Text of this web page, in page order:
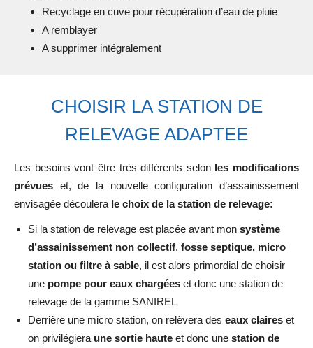
Recyclage en cuve pour récupération d’eau de pluie
A remblayer
A supprimer intégralement
CHOISIR LA STATION DE
RELEVAGE ADAPTEE
Les besoins vont être très différents selon les modifications
prévues et, de la nouvelle configuration d’assainissement
envisagée découlera le choix de la station de relevage:
Si la station de relevage est placée avant mon système
d’assainissement non collectif, fosse septique, micro
station ou filtre à sable, il est alors primordial de choisir
une pompe pour eaux chargées et donc une station de
relevage de la gamme SANIREL
Derrière une micro station, on relèvera des eaux claires et
on privilégiera une sortie haute et donc une station de